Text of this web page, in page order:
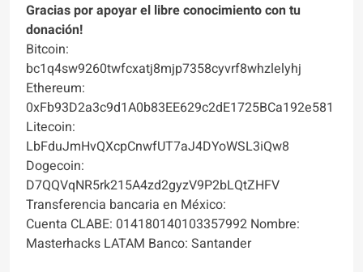
Gracias por apoyar el libre conocimiento con tu
donación!
Bitcoin:
bc1q4sw9260twfcxatj8mjp7358cyvrf8whzlelyhj
Ethereum:
0xFb93D2a3c9d1A0b83EE629c2dE1725BCa192e581
Litecoin:
LbFduJmHvQXcpCnwfUT7aJ4DYoWSL3iQw8
Dogecoin:
D7QQVqNR5rk215A4zd2gyzV9P2bLQtZHFV
Transferencia bancaria en México:
Cuenta CLABE: 014180140103357992 Nombre:
Masterhacks LATAM Banco: Santander